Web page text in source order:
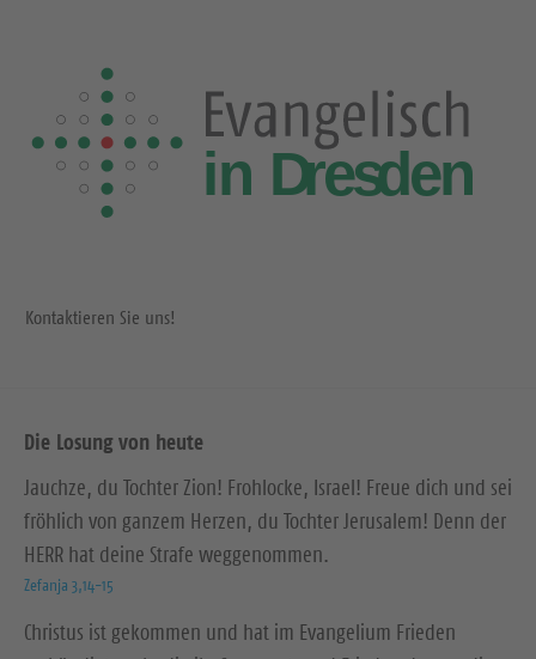
Kontaktieren Sie uns!
Die Losung von heute
Jauchze, du Tochter Zion! Frohlocke, Israel! Freue dich und sei
fröhlich von ganzem Herzen, du Tochter Jerusalem! Denn der
HERR hat deine Strafe weggenommen.
Zefanja 3,14-15
Christus ist gekommen und hat im Evangelium Frieden